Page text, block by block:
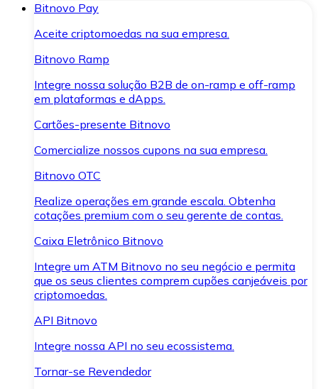
Bitnovo Pay
Aceite criptomoedas na sua empresa.
Bitnovo Ramp
Integre nossa solução B2B de on-ramp e off-ramp
em plataformas e dApps.
Cartões-presente Bitnovo
Comercialize nossos cupons na sua empresa.
Bitnovo OTC
Realize operações em grande escala. Obtenha
cotações premium com o seu gerente de contas.
Caixa Eletrônico Bitnovo
Integre um ATM Bitnovo no seu negócio e permita
que os seus clientes comprem cupões canjeáveis por
criptomoedas.
API Bitnovo
Integre nossa API no seu ecossistema.
Tornar-se Revendedor